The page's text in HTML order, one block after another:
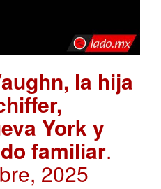
la hija
York y
familiar.
2025